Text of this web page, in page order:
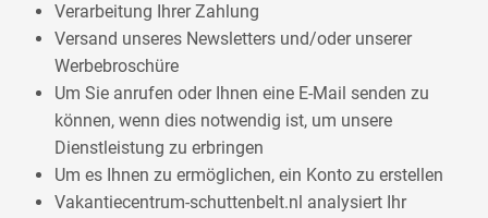
Verarbeitung Ihrer Zahlung
Versand unseres Newsletters und/oder unserer
Werbebroschüre
Um Sie anrufen oder Ihnen eine E-Mail senden zu
können, wenn dies notwendig ist, um unsere
Dienstleistung zu erbringen
Um es Ihnen zu ermöglichen, ein Konto zu erstellen
Vakantiecentrum-schuttenbelt.nl analysiert Ihr